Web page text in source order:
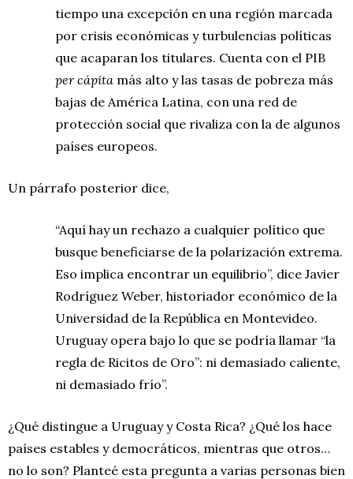
tiempo una excepción en una región marcada
por crisis económicas y turbulencias políticas
que acaparan los titulares. Cuenta con el PIB
per cápita más alto y las tasas de pobreza más
bajas de América Latina, con una red de
protección social que rivaliza con la de algunos
países europeos.
Un párrafo posterior dice,
“Aquí hay un rechazo a cualquier político que
busque beneficiarse de la polarización extrema.
Eso implica encontrar un equilibrio”, dice Javier
Rodríguez Weber, historiador económico de la
Universidad de la República en Montevideo.
Uruguay opera bajo lo que se podría llamar “la
regla de Ricitos de Oro”: ni demasiado caliente,
ni demasiado frío”.
¿Qué distingue a Uruguay y Costa Rica? ¿Qué los hace
países estables y democráticos, mientras que otros…
no lo son? Planteé esta pregunta a varias personas bien